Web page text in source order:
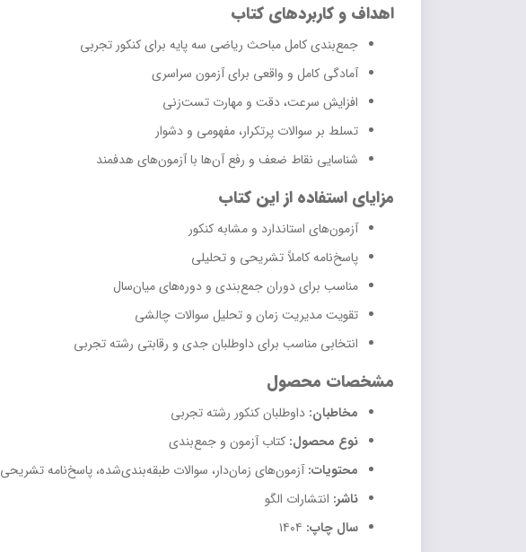
اهداف و کاربردهای کتاب
جمع‌بندی کامل مباحث ریاضی سه پایه برای کنکور تجربی
آمادگی کامل و واقعی برای آزمون سراسری
افزایش سرعت، دقت و مهارت تست‌زنی
تسلط بر سوالات پرتکرار، مفهومی و دشوار
شناسایی نقاط ضعف و رفع آن‌ها با آزمون‌های هدفمند
مزایای استفاده از این کتاب
آزمون‌های استاندارد و مشابه کنکور
پاسخ‌نامه کاملاً تشریحی و تحلیلی
مناسب برای دوران جمع‌بندی و دوره‌های میان‌سال
تقویت مدیریت زمان و تحلیل سوالات چالشی
انتخابی مناسب برای داوطلبان جدی و رقابتی رشته تجربی
مشخصات محصول
مخاطبان: داوطلبان کنکور رشته تجربی
نوع محصول: کتاب آزمون و جمع‌بندی
محتویات:آزمون‌های زمان‌دار، سوالات طبقه‌بندی‌شده، پاسخ‌نامه تشریحی
ناشر: انتشارات الگو
سال چاپ: